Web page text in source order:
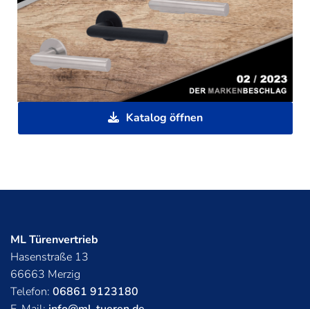
Katalog öffnen
ML Türenvertrieb
Hasenstraße 13
66663 Merzig
Telefon: 06861 9123180